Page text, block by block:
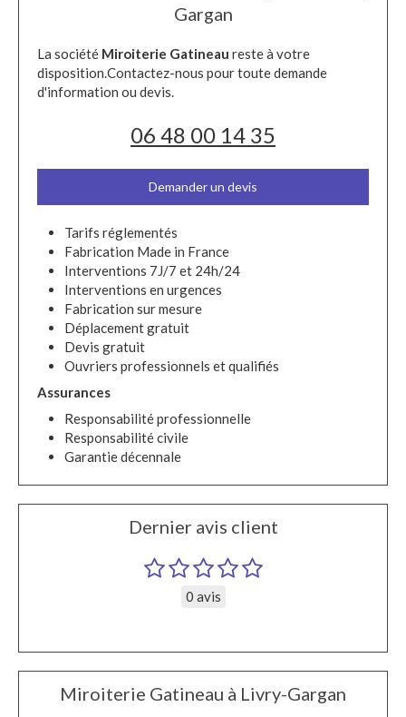
Gargan
La société Miroiterie Gatineau reste à votre
disposition.Contactez-nous pour toute demande
d'information ou devis.
06 48 00 14 35
Demander un devis
Tarifs réglementés
Fabrication Made in France
Interventions 7J/7 et 24h/24
Interventions en urgences
Fabrication sur mesure
Déplacement gratuit
Devis gratuit
Ouvriers professionnels et qualifiés
Assurances
Responsabilité professionnelle
Responsabilité civile
Garantie décennale
Dernier avis client
0 avis
Miroiterie Gatineau à Livry-Gargan